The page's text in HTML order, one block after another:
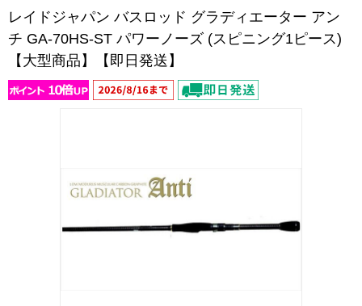
レイドジャパン バスロッド グラディエーター アン
チ GA-70HS-ST パワーノーズ (スピニング1ピース)
【大型商品】【即日発送】